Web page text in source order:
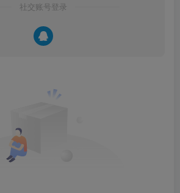
社交账号登录